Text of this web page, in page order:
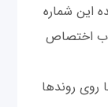
این شماره
اختصاص
روی روندها